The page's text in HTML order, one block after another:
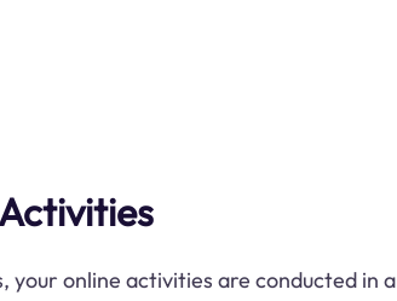
your online activities are conducted in a